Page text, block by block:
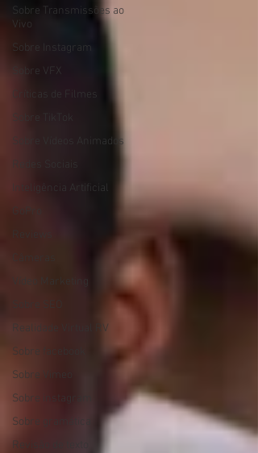
Sobre Transmissões ao
Vivo
Sobre Instagram
Sobre VFX
Críticas de Filmes
Sobre Vídeos Animados
Inteligência Artificial
Vídeo Marketing
Realidade Virtual RV
Sobre facebook
Sobre Vimeo
Sobre instagram
Sobre gramática
Revisão de texto